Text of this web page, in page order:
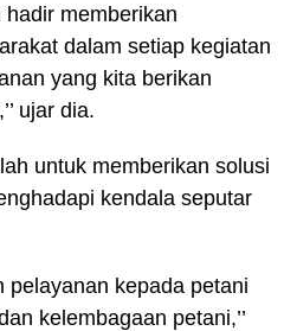
hadir memberikan
dalam setiap kegiatan
yang kita berikan
ujar dia.
untuk memberikan solusi
kendala seputar
pelayanan kepada petani
kelembagaan petani,’’